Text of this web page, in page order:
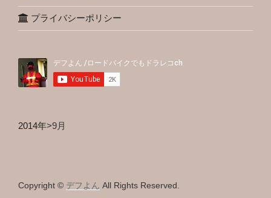
プライバシーポリシー
2014年>9月
Copyright © デフよん All Rights Reserved.